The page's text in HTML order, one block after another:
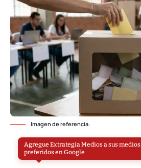
Imagen de referencia.
Agregue Extrategia Medios a sus medios
preferidos en Google